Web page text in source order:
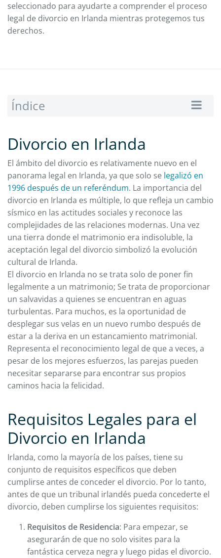
seleccionado para ayudarte a comprender el proceso
legal de divorcio en Irlanda mientras protegemos tus
derechos.
Índice
Divorcio en Irlanda
El ámbito del divorcio es relativamente nuevo en el
panorama legal en Irlanda, ya que solo se legalizó en
1996 después de un referéndum. La importancia del
divorcio en Irlanda es múltiple, lo que refleja un cambio
sísmico en las actitudes sociales y reconoce las
complejidades de las relaciones modernas. Una vez
una tierra donde el matrimonio era indisoluble, la
aceptación legal del divorcio simbolizó la evolución
cultural de Irlanda.
El divorcio en Irlanda no se trata solo de poner fin
legalmente a un matrimonio; Se trata de proporcionar
un salvavidas a quienes se encuentran en aguas
turbulentas. Para muchos, es la oportunidad de
desplegar sus velas en un nuevo rumbo después de
estar a la deriva en un estancamiento matrimonial.
Representa el reconocimiento legal de que a veces, a
pesar de los mejores esfuerzos, las parejas pueden
necesitar separarse para encontrar sus propios
caminos hacia la felicidad.
Requisitos Legales para el
Divorcio en Irlanda
Irlanda, como la mayoría de los países, tiene su
conjunto de requisitos específicos que deben
cumplirse antes de conceder el divorcio. Por lo tanto,
antes de que un tribunal irlandés pueda concederte el
divorcio, deben cumplirse los siguientes requisitos:
Requisitos de Residencia: Para empezar, se
asegurarán de que no solo visites para la
fantástica cerveza negra y luego pidas el divorcio.